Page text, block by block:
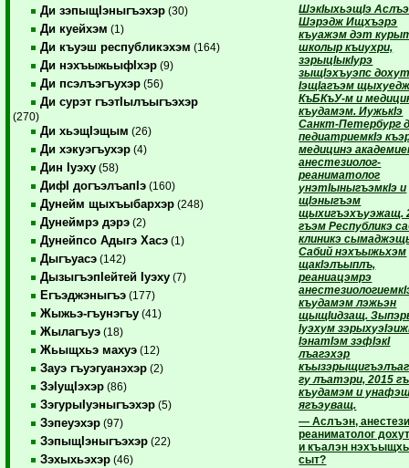
Ди зэпыщIэныгъэхэр (30)
Ди куейхэм (1)
Ди къуэш республикэхэм (164)
Ди нэхъыжьыфIхэр (9)
Ди псэлъэгъухэр (56)
Ди сурэт гъэтIылъыгъэхэр
(270)
Ди хьэщIэщым (26)
Ди хэкуэгъухэр (4)
Дин Iуэху (58)
ДифI догъэлъапIэ (160)
Дунейм щыхъыбархэр (248)
Дунеймрэ дэрэ (2)
Дунейпсо Адыгэ Хасэ (1)
Дыгъуасэ (142)
ДызыгъэпIейтей Iуэху (7)
Егъэджэныгъэ (177)
Жыжьэ-гъунэгъу (41)
Жылагъуэ (18)
Жьыщхьэ махуэ (12)
Зауэ гъуэгуанэхэр (2)
ЗэIущIэхэр (86)
ЗэгурыIуэныгъэхэр (5)
Зэпеуэхэр (97)
ЗэпыщIэныгъэхэр (22)
Зэхыхьэхэр (46)
ШэкIыхьэщIэ
Шэрэдж Ищхъэрэ
къуажэм дэт
школыр къиухри,
зэрыцIыкIурэ
зыщIэхъуэпс
IэщIагъэм
КъБКъУ-м и
къудамэм. ИужькIэ
Санкт-Петербург
педиатриемкIэ
медицинэ
анестезиолог-
реаниматолог
унэтIыныгъэмкIэ и
щIэныгъэм
щыхигъэхъуэжащ.
гъэм Республикэ
клиникэ
Сабий нэхъыжьхэм
щакIэлъыплъ,
реаниацэмрэ
къудамэм лэжьэн
щыщIидзащ.
Iуэхум
IэнатIэм зэфIэкI
лъагэхэр
гу лъатэри, 2015
къудамэм и
ягъэуващ.
— Аслъэн,
реаниматолог
и къалэн
сыт?